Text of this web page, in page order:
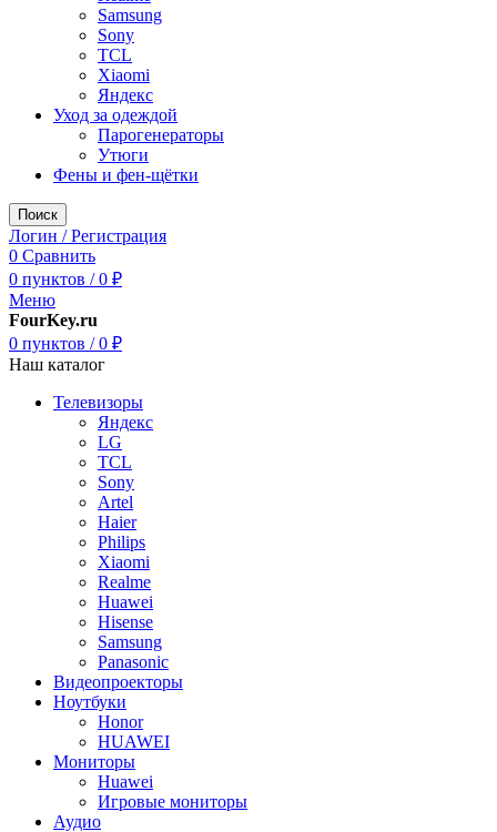
Samsung
Sony
TCL
Xiaomi
Яндекс
Уход за одеждой
Парогенераторы
Утюги
Фены и фен-щётки
Поиск
Логин / Регистрация
0 Сравнить
0 пунктов / 0 ₽
Меню
FourKey.ru
0 пунктов / 0 ₽
Наш каталог
Телевизоры
Яндекс
LG
TCL
Sony
Artel
Haier
Philips
Xiaomi
Realme
Huawei
Hisense
Samsung
Panasonic
Видеопроекторы
Ноутбуки
Honor
HUAWEI
Мониторы
Huawei
Игровые мониторы
Аудио